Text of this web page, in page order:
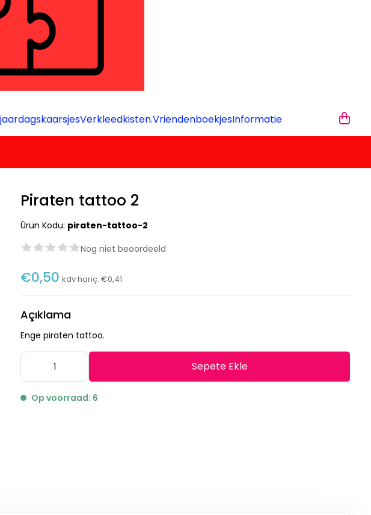
Verkleedkisten.VriendenboekjesInformatie
Piraten tattoo 2
Ürün Kodu: piraten-tattoo-2
Nog niet beoordeeld
€0,50 kdv hariç:€0,41
Açıklama
Enge piraten tattoo.
Sepete Ekle
Op voorraad: 6